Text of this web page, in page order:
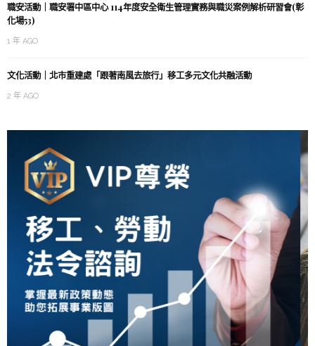
職安活動｜職安署中區中心 114年度安全衛生管理實務與職災案例解析研習會(彰
化場53)
1 年 AGO
文化活動｜北市重建處「跟著南風去旅行」移工多元文化共融活動
2 年 AGO